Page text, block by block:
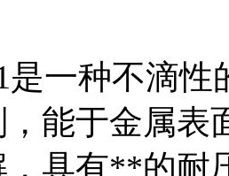
一种不滴性
能于金属表
具有**的耐